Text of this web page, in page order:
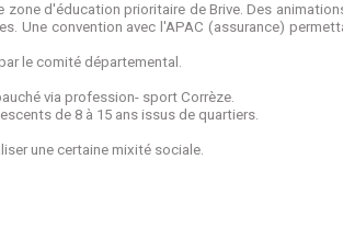
d'éducation prioritaire de Brive. Des
Une convention avec l'APAC (assurance)
le comité départemental.
via profession- sport Corrèze.
de 8 à 15 ans issus de quartiers.
une certaine mixité sociale.